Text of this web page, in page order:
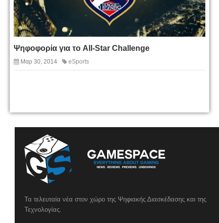
Ψηφοφορία για το All-Star Challenge
Μαρ 30, 2014 eSports
Τα τελευταία νέα στον χώρο της Ψηφιακής Διασκέδασης και της
Τεχνολογίας.